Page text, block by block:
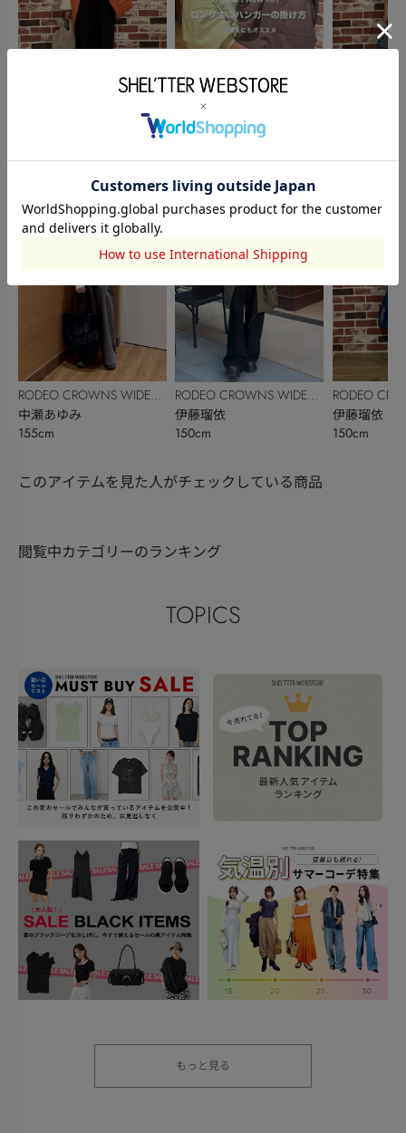
RODEO CROWNS WIDE
150cm
RODEO CROWNS WIDE
BOWL
中瀬あゆみ
155cm
RODEO CROWNS WIDE
150cm
RODEO CROWNS WIDE
BOWL
伊藤瑠依
150cm
150cm
RODEO
BOWL
伊藤瑠依
150cm
このアイテムを見た人がチェックしている商品
閲覧中カテゴリーのランキング
TOPICS
もっと見る